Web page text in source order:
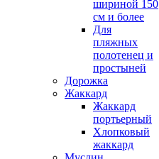
шириной 150
см и более
Для
пляжных
полотенец и
простыней
Дорожка
Жаккард
Жаккард
портьерный
Хлопковый
жаккард